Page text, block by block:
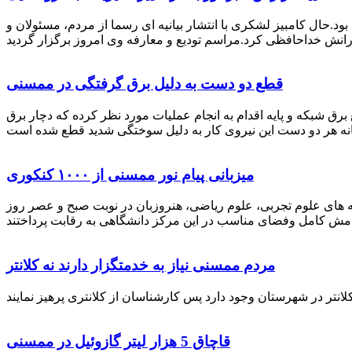
ممسنی بود.حال کامبیز لشکری با انتشار بیانیه ای رسما از مردم، مسئولان و
قطع دو دست به دلیل برق گرفتگی در ممسنی
شبکه و پایه اقدام به انجام عملیات مورد نظر کرده که دچار برق
میزبانی پیام نور ممسنی از ۱۰۰۰ کنکوری
برگزاری کنکور سراسری اظهار داشت: 1000 نفر از داوطلبان در رشته های علوم تجربی، علوم ریاضی، هنروزبان در نوبت صبح و عصر روز
مردم ممسنی نیاز به خدمتگزار دارند نه کلانتر
قاچاق 5 هزار لیتر گازوئیل در ممسنی